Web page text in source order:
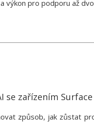
výkon pro podporu až
se zařízením Surface
způsob, jak zůstat